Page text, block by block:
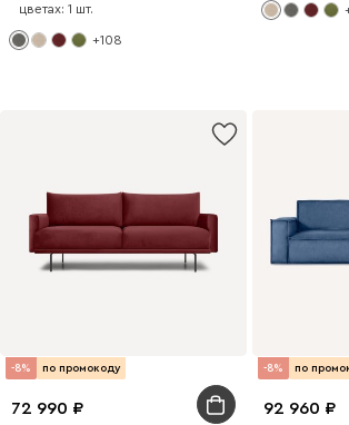
цветах: 1 шт.
+108
-8% по промокоду
72 990
-8% по
92 960